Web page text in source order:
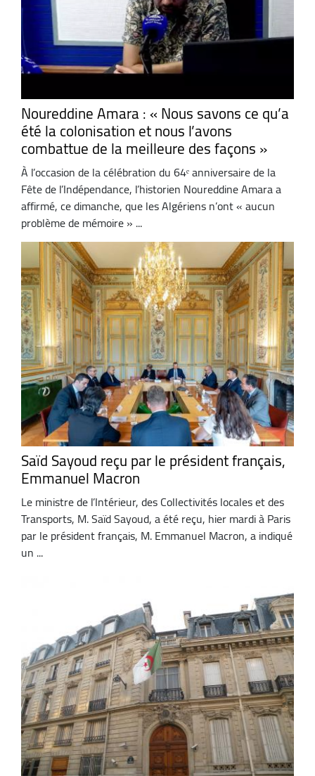
Noureddine Amara : « Nous savons ce qu’a
été la colonisation et nous l’avons
combattue de la meilleure des façons »
À l’occasion de la célébration du 64ᵉ anniversaire de la
Fête de l’Indépendance, l’historien Noureddine Amara a
affirmé, ce dimanche, que les Algériens n’ont « aucun
problème de mémoire » ...
Saïd Sayoud reçu par le président français,
Emmanuel Macron
Le ministre de l’Intérieur, des Collectivités locales et des
Transports, M. Saïd Sayoud, a été reçu, hier mardi à Paris
par le président français, M. Emmanuel Macron, a indiqué
un ...